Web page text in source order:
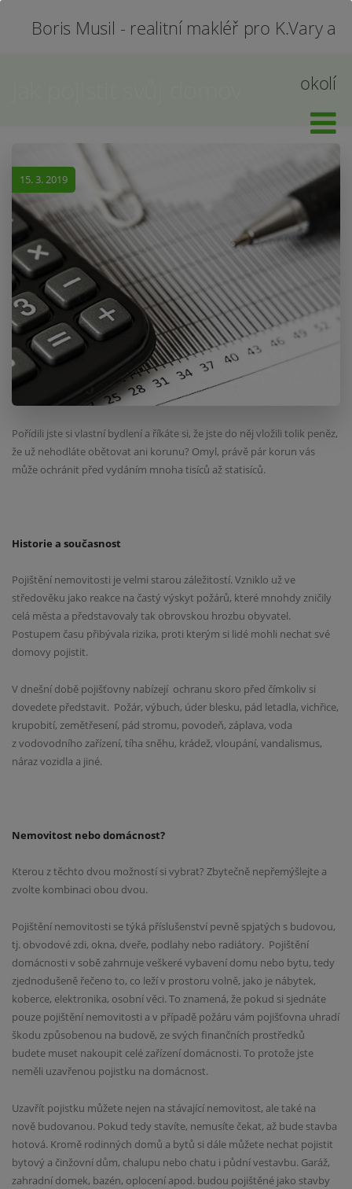
Boris Musil - realitní makléř pro K.Vary a
okolí
15. 3. 2019
Pořídili jste si vlastní bydlení a říkáte si, že jste do něj vložili tolik peněz,
že už nehodláte obětovat ani korunu? Omyl, právě pár korun vás
může ochránit před vydáním mnoha tisíců až statisíců.
Historie a současnost
Pojištění nemovitosti je velmi starou záležitostí. Vzniklo už ve
středověku jako reakce na častý výskyt požárů, které mnohdy zničily
celá města a představovaly tak obrovskou hrozbu obyvatel.
Postupem času přibývala rizika, proti kterým si lidé mohli nechat své
domovy pojistit.
V dnešní době pojišťovny nabízejí ochranu skoro před čímkoliv si
dovedete představit. Požár, výbuch, úder blesku, pád letadla, vichřice,
krupobití, zemětřesení, pád stromu, povodeň, záplava, voda
z vodovodního zařízení, tíha sněhu, krádež, vloupání, vandalismus,
náraz vozidla a jiné.
Nemovitost nebo domácnost?
Kterou z těchto dvou možností si vybrat? Zbytečně nepřemýšlejte a
zvolte kombinaci obou dvou.
Pojištění nemovitosti se týká příslušenství pevně spjatých s budovou,
tj. obvodové zdi, okna, dveře, podlahy nebo radiátory. Pojištění
domácnosti v sobě zahrnuje veškeré vybavení domu nebo bytu, tedy
zjednodušeně řečeno to, co leží v prostoru volně, jako je nábytek,
koberce, elektronika, osobní věci. To znamená, že pokud si sjednáte
pouze pojištění nemovitosti a v případě požáru vám pojišťovna uhradí
škodu způsobenou na budově, ze svých finančních prostředků
budete muset nakoupit celé zařízení domácnosti. To protože jste
neměli uzavřenou pojistku na domácnost.
Uzavřít pojistku můžete nejen na stávající nemovitost, ale také na
nově budovanou. Pokud tedy stavíte, nemusíte čekat, až bude stavba
hotová. Kromě rodinných domů a bytů si dále můžete nechat pojistit
bytový a činžovní dům, chalupu nebo chatu i půdní vestavbu. Garáž,
zahradní domek, bazén, oplocení apod. budou pojištěné jako stavby